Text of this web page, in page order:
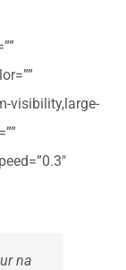
visibility,large-
na